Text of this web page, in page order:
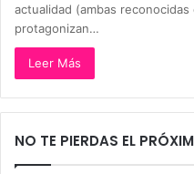
actualidad (ambas
protagonizan…
Leer Más
NO TE PIERDAS EL